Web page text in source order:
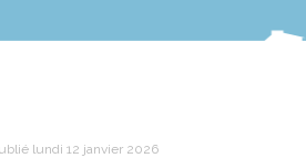
lundi 12 janvier 2026